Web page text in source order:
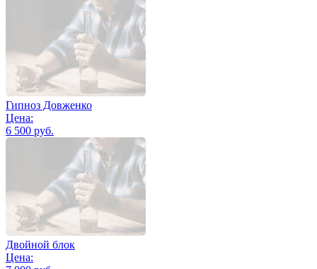
Гипноз Довженко
Цена:
6 500 руб.
Двойной блок
Цена: